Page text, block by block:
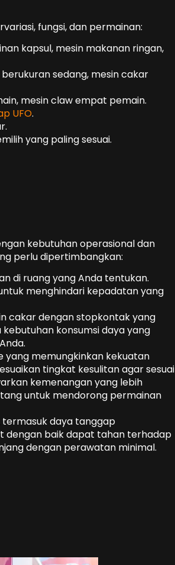
fungsi, dan permainan:
kapsul, mesin makanan ringan,
sedang, mesin cakar
mesin claw empat pemain.
UFO.
yang paling sesuai.
kebutuhan operasional dan
perlu dipertimbangkan:
di ruang yang Anda tentukan.
menghindari kepadatan yang
cakar dengan stopkontak yang
konsumsi daya yang
yang memungkinkan kekuatan
tingkat kesulitan agar sesuai
kemenangan yang lebih
untuk mendorong permainan
termasuk daya tanggap
dengan baik dapat tahan terhadap
dengan perawatan minimal.